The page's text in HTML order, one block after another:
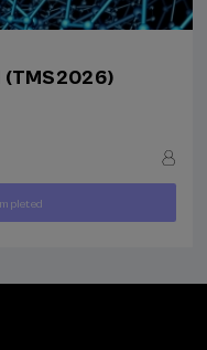
400